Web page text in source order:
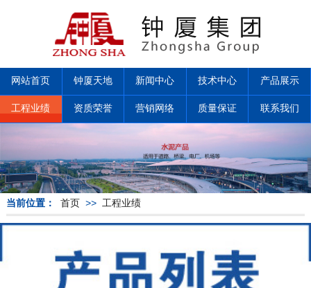
网站首页 钟厦天地 新闻中心 技术中心 产品展示
工程业绩 资质荣誉 营销网络 质量保证 联系我们
当前位置： 首页 >> 工程业绩